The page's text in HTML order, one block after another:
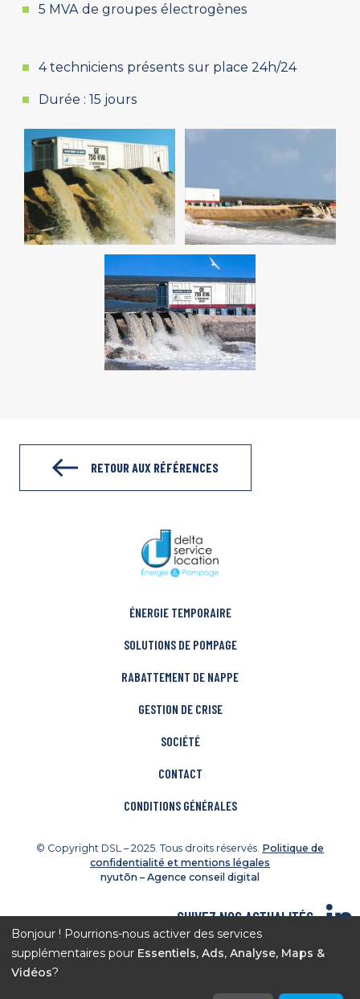
5 MVA de groupes électrogènes
4 techniciens présents sur place 24h/24
Durée : 15 jours
RETOUR AUX RÉFÉRENCES
ÉNERGIE TEMPORAIRE
SOLUTIONS DE POMPAGE
RABATTEMENT DE NAPPE
GESTION DE CRISE
SOCIÉTÉ
CONTACT
CONDITIONS GÉNÉRALES
© Copyright DSL – 2025. Tous droits réservés. Politique de
confidentialité et mentions légales
nyutōn – Agence conseil digital
SUIVEZ NOS ACTUALITÉS
DÉCOUVREZ NOS CHANTIERS
Bonjour ! Pourrions-nous activer des services
supplémentaires pour Essentiels, Ads, Analyse, Maps &
Vidéos?